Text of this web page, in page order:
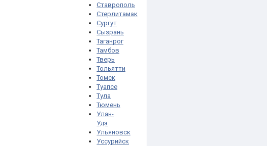
Ставрополь
Стерлитамак
Сургут
Сызрань
Таганрог
Тамбов
Тверь
Тольятти
Томск
Туапсе
Тула
Тюмень
Улан-
Удэ
Ульяновск
Уссурийск